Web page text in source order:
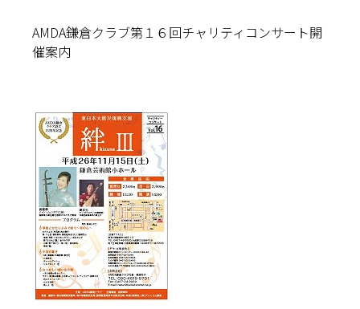
AMDA鎌倉クラブ第１６回チャリティコンサート開
催案内